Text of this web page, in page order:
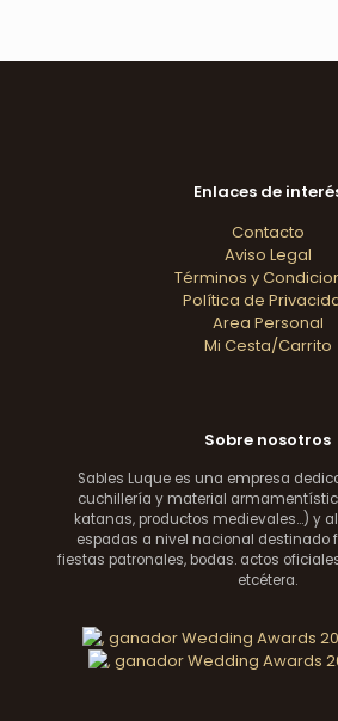
Enlaces de
Contacto
Aviso Legal
Términos y
Política de
Area Personal
Mi Cesta/Carrito
Sobre nosotros
Sables Luque es una empresa
cuchillería y material
katanas, productos medievales...) y
espadas a nivel nacional destinado
fiestas patronales, bodas. actos
etcétera.